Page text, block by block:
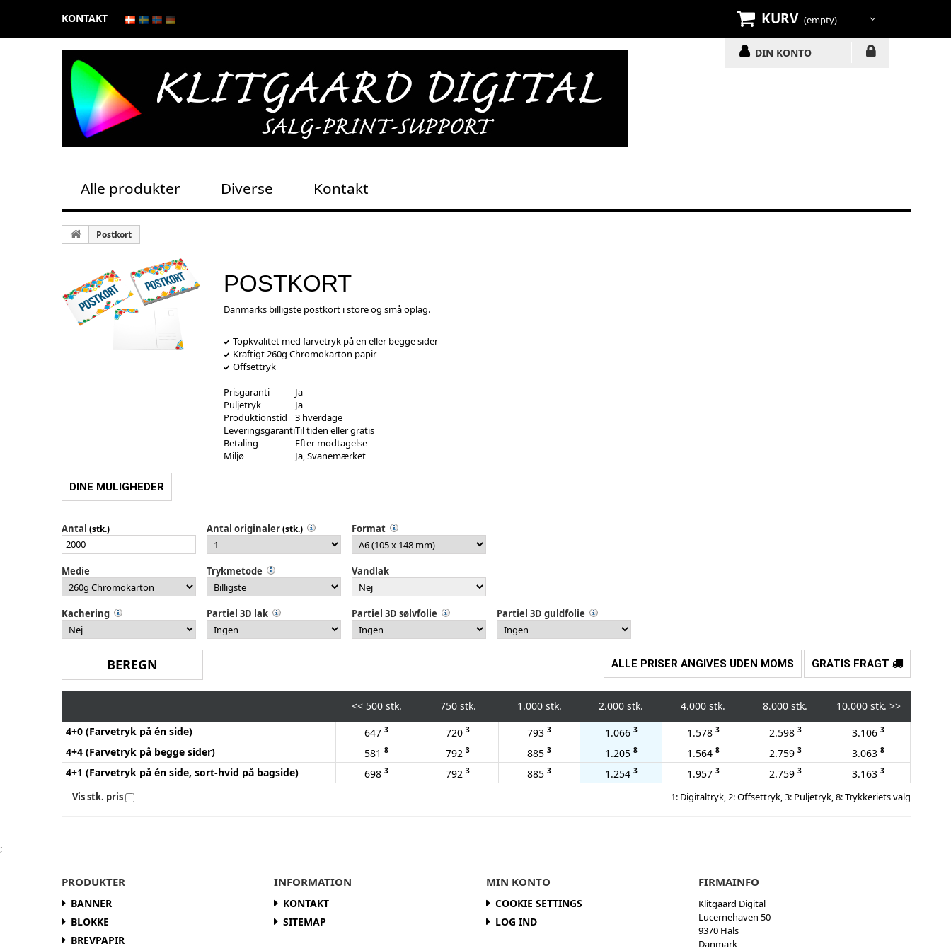
KURV (empty)
KONTAKT
DIN KONTO
Alle produkter Diverse Kontakt
Postkort
POSTKORT
Danmarks billigste postkort i store og små oplag.
Topkvalitet med farvetryk på en eller begge sider
Kraftigt 260g Chromokarton papir
Offsettryk
Prisgaranti
Ja
Puljetryk
Ja
Produktionstid
3 hverdage
LeveringsgarantiTil tiden eller gratis
Betaling
Efter modtagelse
Miljø
Ja, Svanemærket
DINE MULIGHEDER
Antal (stk.) Antal originaler(stk.) Format
Medie Trykmetode Vandlak
Kachering Partiel 3D lak Partiel 3D sølvfolie Partiel 3D guldfolie
ALLE PRISER ANGIVES UDEN MOMS GRATIS FRAGT
<<500 stk. 750 stk. 1.000 stk. 2.000 stk. 4.000 stk. 8.000 stk. 10.000 stk. >>
4+0 (Farvetryk på én side)
647 3 720 3 793 3 1.066 3 1.578 3 2.598 3 3.106 3
4+4 (Farvetryk på begge sider) 581 8 792 3 885 3 1.205 8 1.564 8 2.759 3 3.063 8
4+1 (Farvetryk på én side, sort-hvid på bagside) 698 3 792 3 885 3 1.254 3 1.957 3 2.759 3 3.163 3
Vis stk. pris 1: Digitaltryk, 2: Offsettryk, 3: Puljetryk, 8: Trykkeriets valg
;
PRODUKTER
BANNER
BLOKKE
BREVPAPIR
INFORMATION
KONTAKT
SITEMAP
MIN KONTO
COOKIE SETTINGS
LOG IND
FIRMAINFO
Klitgaard Digital
Lucernehaven 50
9370 Hals
Danmark